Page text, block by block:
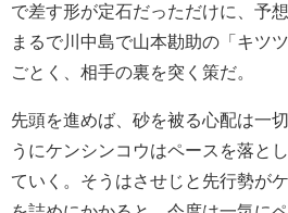
で差す形が定石だっただけに、予
まるで川中島で山本勘助の「キツ
ごとく、相手の裏を突く策だ。
先頭を進めば、砂を被る心配は一
うにケンシンコウはペースを落と
ていく。そうはさせじと先行勢が